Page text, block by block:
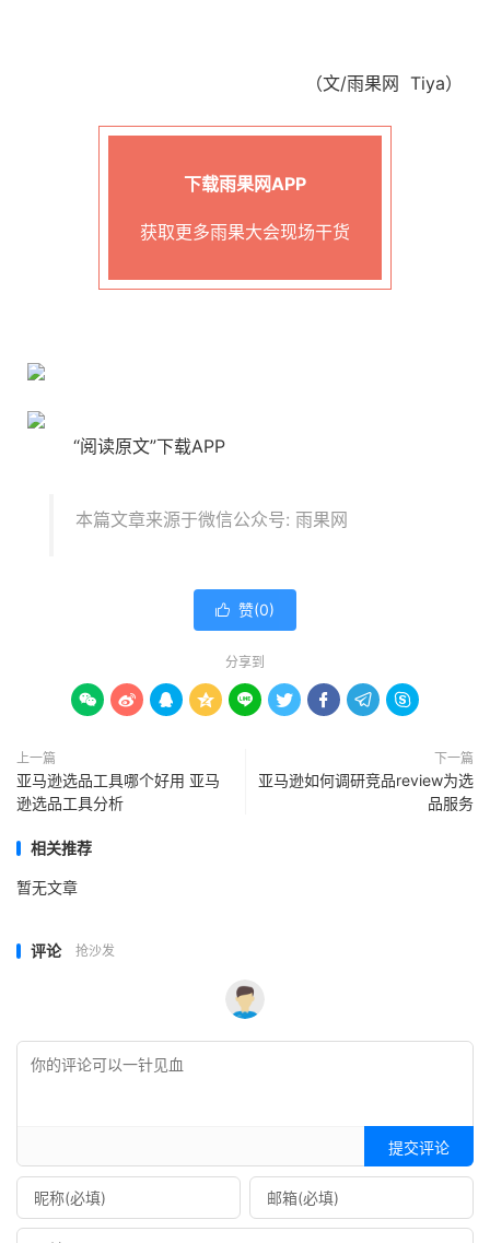
（文/雨果网 Tiya）
下载雨果网APP
获取更多雨果大会现场干货
“阅读原文”下载APP
本篇文章来源于微信公众号: 雨果网
 赞(0)
分享到
        
上一篇
亚马逊选品工具哪个好用 亚马
逊选品工具分析
下一篇
亚马逊如何调研竞品review为选
品服务
相关推荐
暂无文章
评论 抢沙发
提交评论